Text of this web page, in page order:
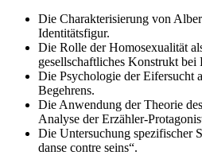
Die Charakterisierung von
Identitätsfigur.
Die Rolle der Homosexualität
gesellschaftliches Konstrukt bei
Die Psychologie der Eifersucht
Begehrens.
Die Anwendung der Theorie
Analyse der Erzähler-
Die Untersuchung spezifischer
danse contre seins“.